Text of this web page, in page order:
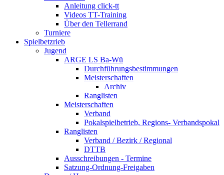
Anleitung click-tt
Videos TT-Training
Über den Tellerrand
Turniere
Spielbetzrieb
Jugend
ARGE LS Ba-Wü
Durchführungsbestimmungen
Meisterschaften
Archiv
Ranglisten
Meisterschaften
Verband
Pokalspielbetrieb, Regions- Verbandspokal
Ranglisten
Verband / Bezirk / Regional
DTTB
Ausschreibungen - Termine
Satzung-Ordnung-Freigaben